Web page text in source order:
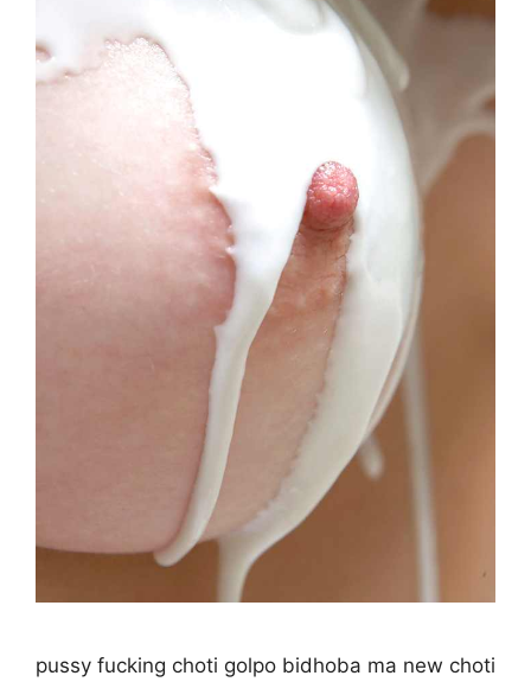
pussy fucking choti golpo bidhoba ma new choti